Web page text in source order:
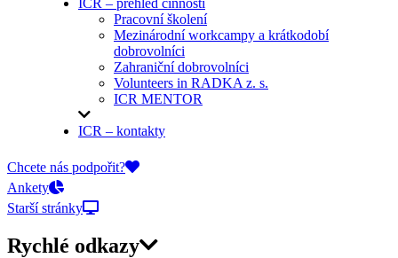
Pracovní školení
Mezinárodní workcampy a krátkodobí
dobrovolníci
Zahraniční dobrovolníci
Volunteers in RADKA z. s.
ICR MENTOR
ICR – kontakty
On-line přihlášky
Chcete nás podpořit?
Ankety
Starší stránky
Rychlé odkazy